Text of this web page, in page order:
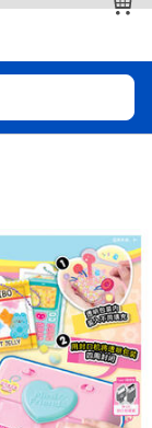
查看全部